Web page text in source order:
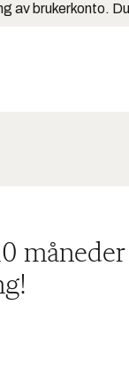
av brukerkonto.